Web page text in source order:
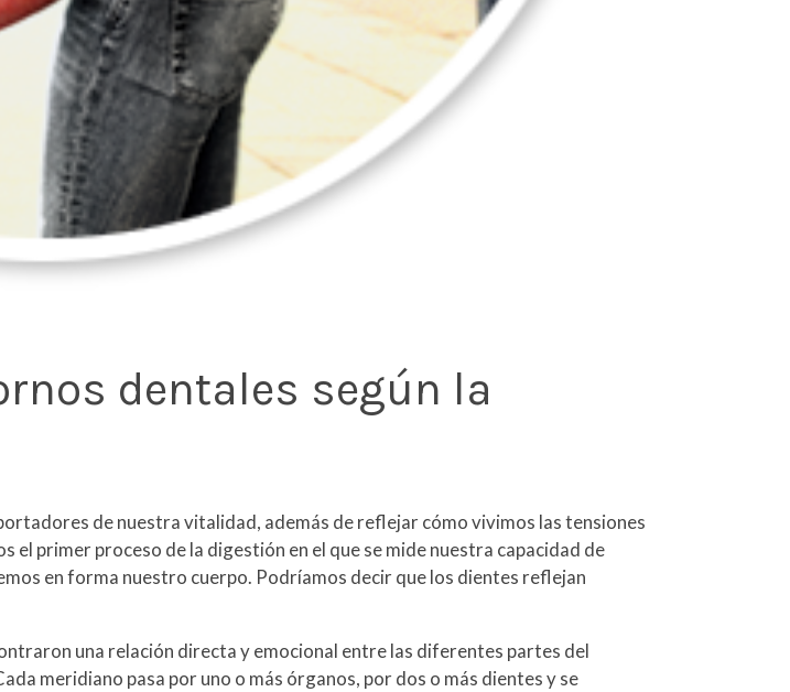
dentales según la
de nuestra vitalidad, además de reflejar cómo vivimos las tensiones
primer proceso de la digestión en el que se mide nuestra capacidad de
en forma nuestro cuerpo. Podríamos decir que los dientes reflejan
una relación directa y emocional entre las diferentes partes del
meridiano pasa por uno o más órganos, por dos o más dientes y se